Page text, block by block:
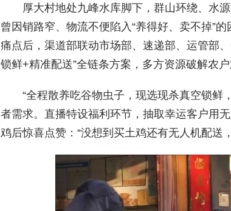
厚大村地处九峰水库脚下，群山环绕、水源
曾因销路窄、物流不便陷入“养得好、卖不掉”的
痛点后，渠道部联动市场部、速递部、运管部
锁鲜+精准配送”全链条方案，多方资源破解农户
“全程散养吃谷物虫子，现选现杀真空锁鲜
者需求。直播特设福利环节，抽取幸运客户用
鸡后惊喜点赞：“没想到买土鸡还有无人机配送